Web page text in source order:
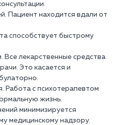
Пациент находится вдали от
способствует быстрому
Все лекарственные средства
Это касается и
Работа с психотерапевтом
жизнь.
минимизируется
медицинскому надзору.